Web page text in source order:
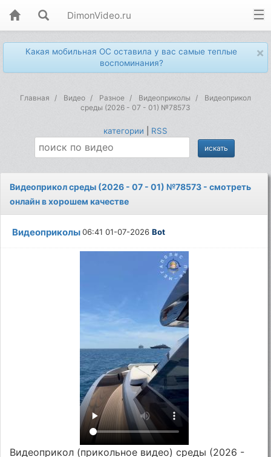
DimonVideo.ru
×
Какая мобильная ОС оставила у вас самые теплые
воспоминания?
Главная Видео Разное Видеоприколы
Видеоприкол
среды (2026 - 07 - 01) №78573
категории RSS
Видеоприкол среды (2026 - 07 - 01) №78573 - смотреть
онлайн в хорошем качестве
Видеоприколы06:41 01-07-2026Bot
Видеоприкол (прикольное видео) среды (2026 -